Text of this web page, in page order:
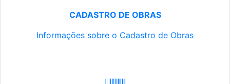
CADASTRO DE OBRAS
Informações sobre o Cadastro de Obras